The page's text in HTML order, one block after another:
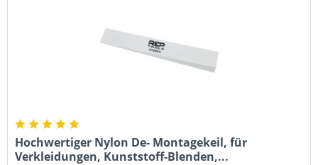
Hochwertiger Nylon De- Montagekeil, für
Verkleidungen, Kunststoff-Blenden,...